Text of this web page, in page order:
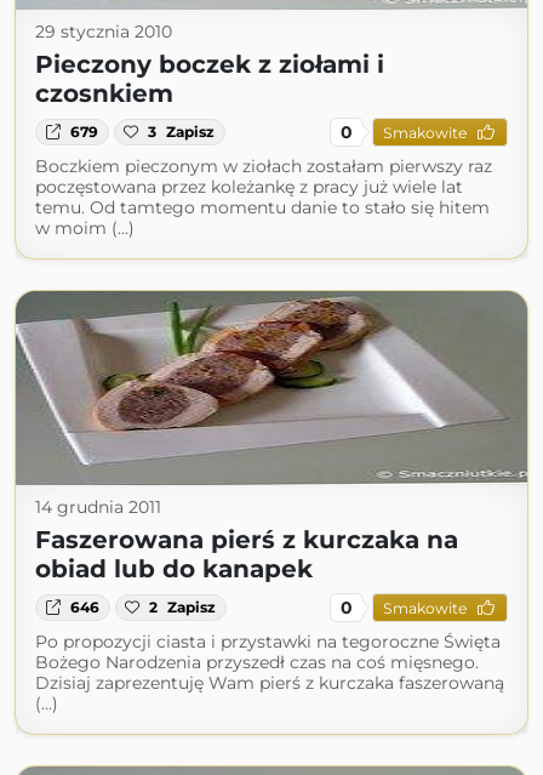
29 stycznia 2010
Pieczony boczek z ziołami i
czosnkiem
679 3 Zapisz 0 Smakowite
Boczkiem pieczonym w ziołach zostałam pierwszy raz
poczęstowana przez koleżankę z pracy już wiele lat
temu. Od tamtego momentu danie to stało się hitem
w moim (...)
14 grudnia 2011
Faszerowana pierś z kurczaka na
obiad lub do kanapek
646 2 Zapisz 0 Smakowite
Po propozycji ciasta i przystawki na tegoroczne Święta
Bożego Narodzenia przyszedł czas na coś mięsnego.
Dzisiaj zaprezentuję Wam pierś z kurczaka faszerowaną
(...)